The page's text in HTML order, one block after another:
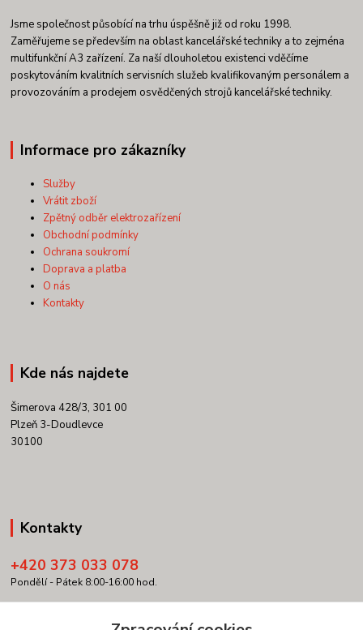
Jsme společnost působící na trhu úspěšně již od roku 1998.
Zaměřujeme se především na oblast kancelářské techniky a to zejména
multifunkční A3 zařízení. Za naší dlouholetou existenci vděčíme
poskytováním kvalitních servisních služeb kvalifikovaným personálem a
provozováním a prodejem osvědčených strojů kancelářské techniky.
Informace pro zákazníky
Služby
Vrátit zboží
Zpětný odběr elektrozařízení
Obchodní podmínky
Ochrana soukromí
Doprava a platba
O nás
Kontakty
Kde nás najdete
Šimerova 428/3, 301 00
Plzeň 3-Doudlevce
30100
Kontakty
+420 373 033 078
Pondělí - Pátek 8:00-16:00 hod.